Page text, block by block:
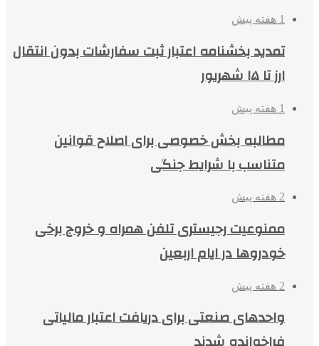
1 هفته پیش
تمدید بخشنامه اعتبار ثبت سفارشات بدون انتقال
ارز تا ۱۵ شهریور
1 هفته پیش
مطالبه بخش خصوصی برای اصلاح قوانین
متناسب با شرایط جنگی
2 هفته پیش
ممنوعیت رجیستری تلفن همراه و خروج برخی
خودروها در ایام اربعین
2 هفته پیش
واحدهای صنعتی برای دریافت اعتبار مالیاتی